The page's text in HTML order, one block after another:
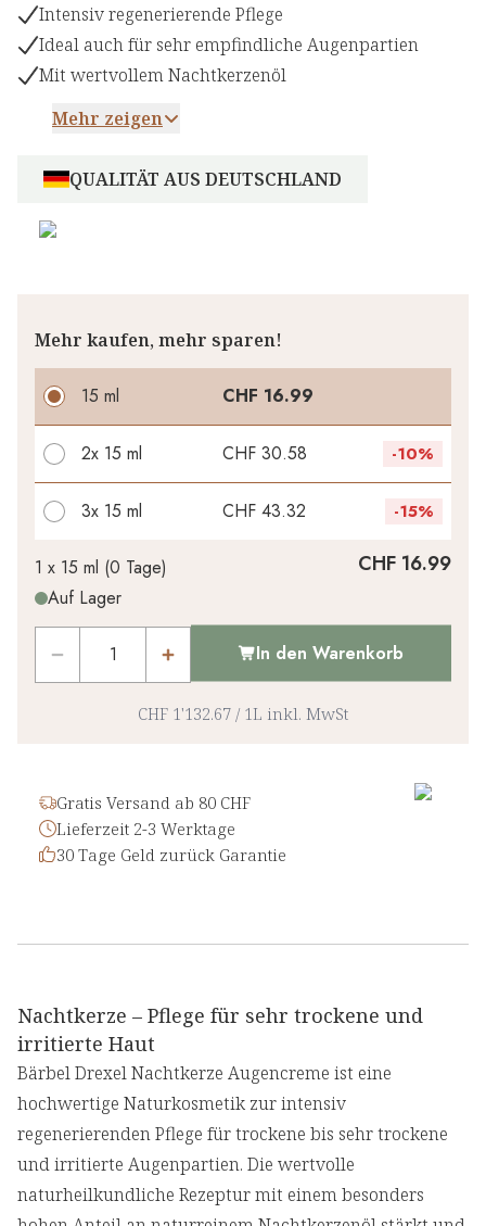
Intensiv regenerierende Pflege
Ideal auch für sehr empfindliche Augenpartien
Mit wertvollem Nachtkerzenöl
Mehr zeigen
QUALITÄT AUS DEUTSCHLAND
Mehr kaufen, mehr sparen!
15 ml CHF 16.99
2x 15 ml CHF 30.58 -10%
3x 15 ml CHF 43.32 -15%
Ihr persönlicher Rabatt
1x
1 x 15 ml (0 Tage)
Auf Lager
CHF 16.99
In den Warenkorb
CHF 1'132.67 / 1L inkl. MwSt
Gratis Versand ab 80 CHF
Lieferzeit 2-3 Werktage
30 Tage Geld zurück Garantie
Nachtkerze – Pflege für sehr trockene und
irritierte Haut
Bärbel Drexel Nachtkerze Augencreme ist eine
hochwertige Naturkosmetik zur intensiv
regenerierenden Pflege für trockene bis sehr trockene
und irritierte Augenpartien. Die wertvolle
naturheilkundliche Rezeptur mit einem besonders